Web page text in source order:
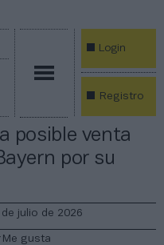
Login
Registro
posible venta
por su
de julio de 2026
Me gusta